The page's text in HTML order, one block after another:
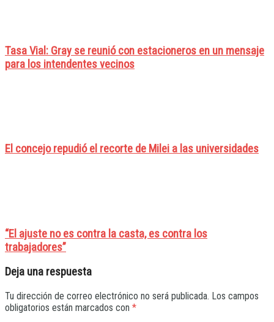
Tasa Vial: Gray se reunió con estacioneros en un mensaje
para los intendentes vecinos
El concejo repudió el recorte de Milei a las universidades
“El ajuste no es contra la casta, es contra los
trabajadores”
Deja una respuesta
Tu dirección de correo electrónico no será publicada. Los campos
obligatorios están marcados con *